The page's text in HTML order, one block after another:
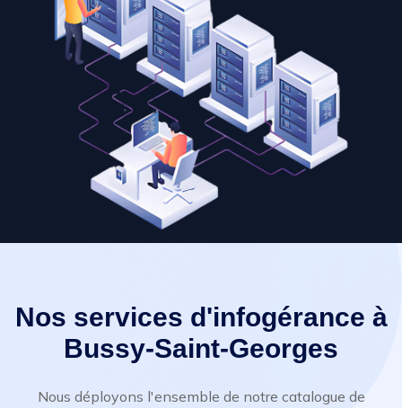
Nos services d'infogérance à
Bussy-Saint-Georges
Nous déployons l'ensemble de notre catalogue de